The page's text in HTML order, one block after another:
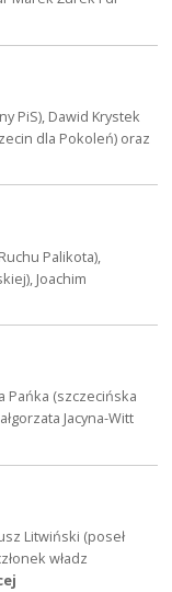
PiS), Dawid Krystek
dla Pokoleń) oraz
Palikota),
Joachim
Pańka (szczecińska
Jacyna-Witt
Litwiński (poseł
władz